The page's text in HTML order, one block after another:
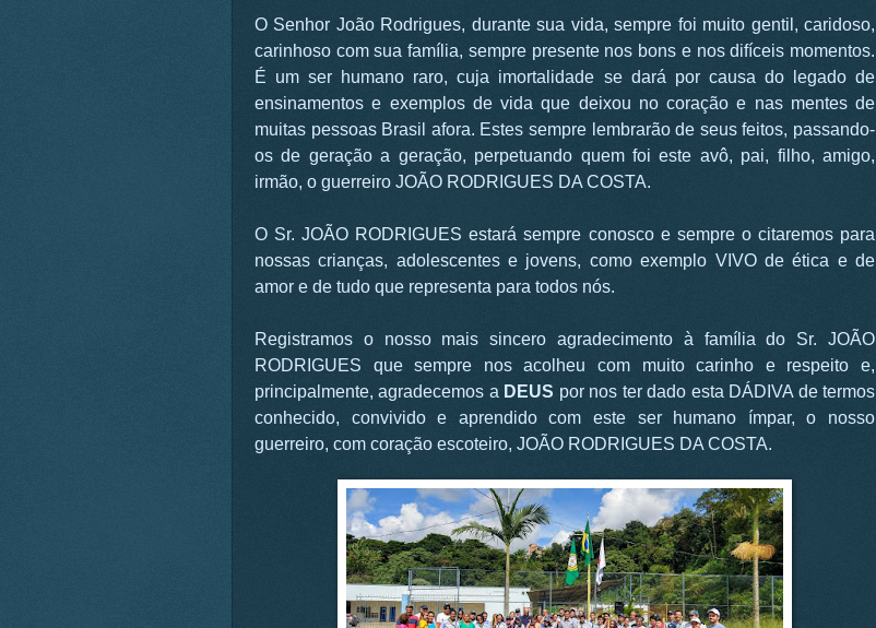
O Senhor João Rodrigues, durante sua vida, sempre foi muito gentil, caridoso,
carinhoso com sua família, sempre presente nos bons e nos difíceis momentos.
É um ser humano raro, cuja imortalidade se dará por causa do legado de
ensinamentos e exemplos de vida que deixou no coração e nas mentes de
muitas pessoas Brasil afora. Estes sempre lembrarão de seus feitos, passando-
os de geração a geração, perpetuando quem foi este avô, pai, filho, amigo,
irmão, o guerreiro JOÃO RODRIGUES DA COSTA.
O Sr. JOÃO RODRIGUES estará sempre conosco e sempre o citaremos para
nossas crianças, adolescentes e jovens, como exemplo VIVO de ética e de
amor e de tudo que representa para todos nós.
Registramos o nosso mais sincero agradecimento à família do Sr. JOÃO
RODRIGUES que sempre nos acolheu com muito carinho e respeito e,
principalmente, agradecemos a DEUS por nos ter dado esta DÁDIVA de termos
conhecido, convivido e aprendido com este ser humano ímpar, o nosso
guerreiro, com coração escoteiro, JOÃO RODRIGUES DA COSTA.